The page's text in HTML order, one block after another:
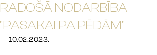
RADOŠĀ NODARBĪBA
"PASAKAI PA PĒDĀM"
10.02.2023.